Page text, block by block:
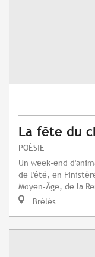
La fête du
POÉSIE
Un week-end
de l'été, en
Moyen-Âge, de la
Brélès